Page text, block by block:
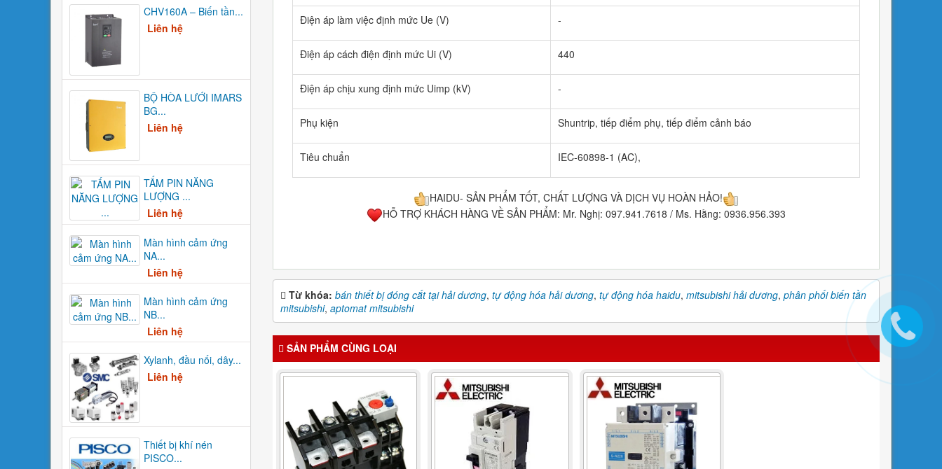
Điện áp làm việc định mức Ue (V) -
Điện áp cách điện định mức Ui (V) 440
Điện áp chịu xung định mức Uimp (kV) -
Phụ kiện Shuntrip, tiếp điểm phụ, tiếp điểm cảnh báo
Tiêu chuẩn IEC-60898-1 (AC),
HAIDU- SẢN PHẨM TỐT, CHẤT LƯỢNG VÀ DỊCH VỤ HOÀN HẢO!
HỖ TRỢ KHÁCH HÀNG VỀ SẢN PHẨM: Mr. Nghị: 097.941.7618 / Ms. Hằng: 0936.956.393
Từ khóa: bán thiết bị đóng cắt tại hải dương, tự động hóa hải dương, tự động hóa haidu, mitsubishi hải dương, phân phối biến tần
mitsubishi, aptomat mitsubishi
SẢN PHẨM CÙNG LOẠI
CHV160A – Biến tần...
Liên hệ
BỘ HÒA LƯỚI IMARS
BG...
Liên hệ
TẤM PIN NĂNG
LƯỢNG ...
Liên hệ
Màn hình cảm ứng
NA...
Liên hệ
Màn hình cảm ứng
NB...
Liên hệ
Xylanh, đầu nối, dây...
Liên hệ
Thiết bị khí nén
PISCO...